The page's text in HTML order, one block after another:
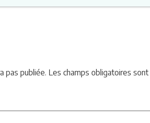
pas publiée. Les champs obligatoires sont